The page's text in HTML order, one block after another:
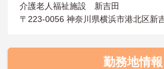
介護老人福祉施設 新吉田
〒223-0056 神奈川県横浜市港北区新
勤務地情報